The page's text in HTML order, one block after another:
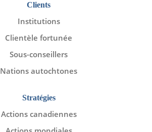
Clients
Institutions
Clientèle fortunée
Sous-conseillers
Nations autochtones
Stratégies
Actions canadiennes